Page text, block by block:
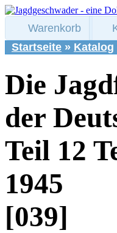
Warenkorb
Startseite » Katalog
Die
der
Teil 12
1945
[039]